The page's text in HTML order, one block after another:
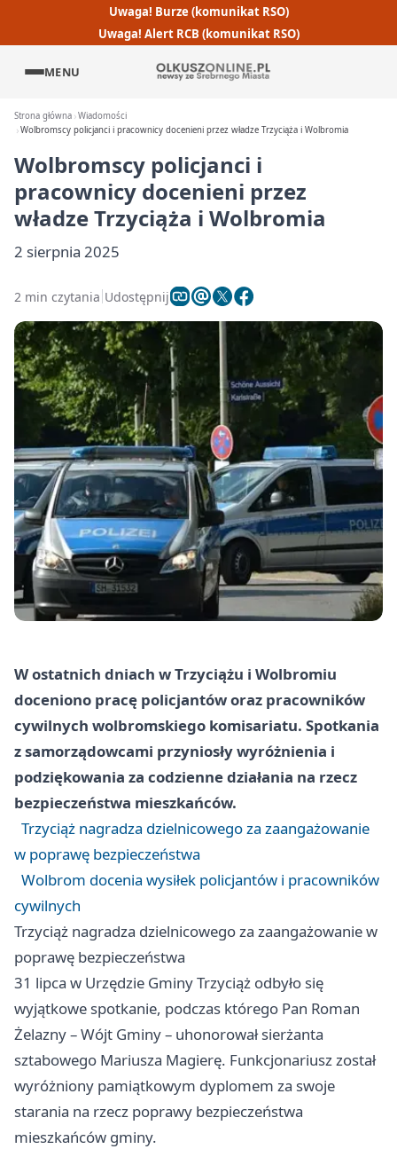
Uwaga! Burze (komunikat RSO)
Uwaga! Alert RCB (komunikat RSO)
MENU
Strona główna Wiadomości
Wolbromscy policjanci i pracownicy docenieni przez władze Trzyciąża i Wolbromia
Wolbromscy policjanci i
pracownicy docenieni przez
władze Trzyciąża i Wolbromia
2 sierpnia 2025
2 min czytania Udostępnij
W ostatnich dniach w Trzyciążu i Wolbromiu
doceniono pracę policjantów oraz pracowników
cywilnych wolbromskiego komisariatu. Spotkania
z samorządowcami przyniosły wyróżnienia i
podziękowania za codzienne działania na rzecz
bezpieczeństwa mieszkańców.
Trzyciąż nagradza dzielnicowego za zaangażowanie
w poprawę bezpieczeństwa
Wolbrom docenia wysiłek policjantów i pracowników
cywilnych
Trzyciąż nagradza dzielnicowego za zaangażowanie w
poprawę bezpieczeństwa
31 lipca w Urzędzie Gminy Trzyciąż odbyło się
wyjątkowe spotkanie, podczas którego Pan Roman
Żelazny – Wójt Gminy – uhonorował sierżanta
sztabowego Mariusza Magierę. Funkcjonariusz został
wyróżniony pamiątkowym dyplomem za swoje
starania na rzecz poprawy bezpieczeństwa
mieszkańców gminy.